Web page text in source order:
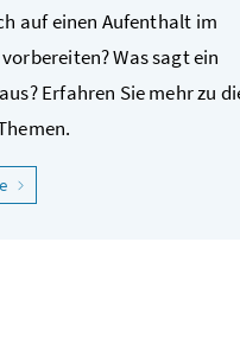
auf einen Aufenthalt im
Was sagt ein
Erfahren Sie mehr zu
"Ich fühle mich krank"